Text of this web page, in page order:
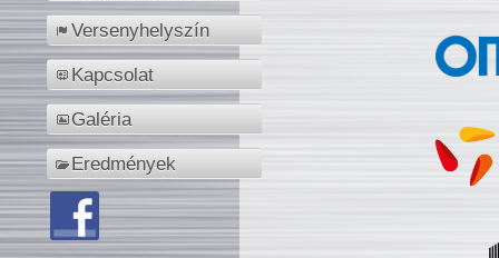
Versenyhelyszín
Kapcsolat
Galéria
Eredmények